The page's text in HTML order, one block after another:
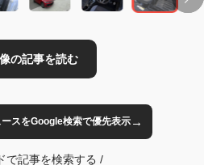
スをGoogle検索で優先表示→
で記事を検索する /